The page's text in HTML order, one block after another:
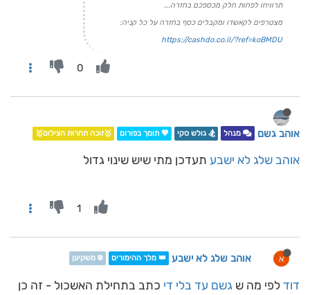
תרוויחו לפחות חלק מכספכם בחזרה...
מצטרפים לקאשדו ומקבלים כסף בחזרה על כל קניה:
https://cashdo.co.il/?ref=koBMDU
0
אוהב גשם מנהל 🏂 גולש סקי 💖 תומך בפורום 🥇זוכה תחרות הצילום🥇
אוהב שלג לא ישבע תעדכן מתי שיש שינוי גדול
1
א אוהב שלג לא ישבע 👑 מלך ההימורים ❄️ משקיען
דוד לפי מה ש גשם עד בלי די כתב בתחילת האשכול - זה כן